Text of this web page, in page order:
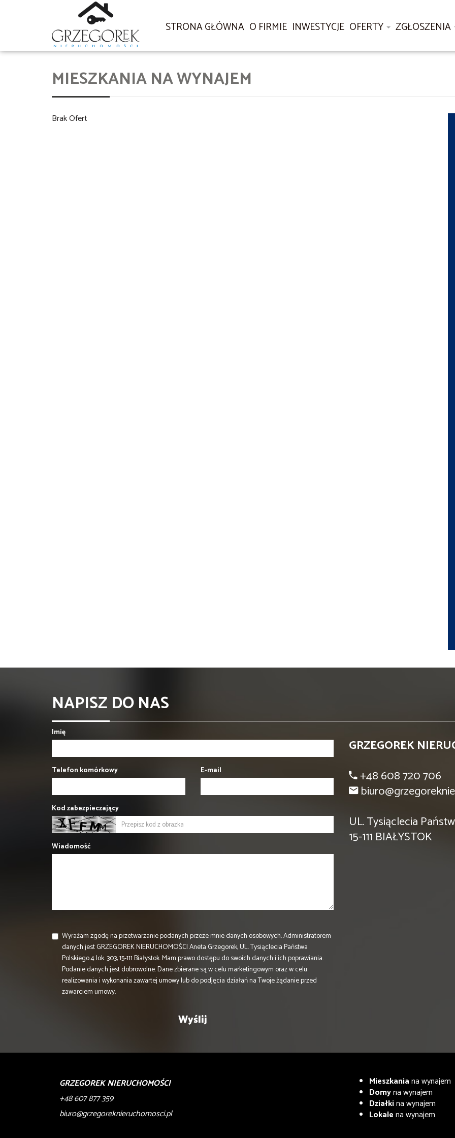
STRONA GŁÓWNA O FIRMIE INWESTYCJE OFERTY ZGŁOSZENIA
MIESZKANIA NA WYNAJEM
Brak Ofert
NAPISZ DO NAS
Imię
Telefon komórkowy E-mail
Kod zabezpieczający
Wiadomość
Wyrażam zgodę na przetwarzanie podanych przeze mnie danych osobowych. Administratorem
danych jest GRZEGOREK NIERUCHOMOŚCI Aneta Grzegorek, UL. Tysiąclecia Państwa
Polskiego 4 lok. 303, 15-111 Białystok. Mam prawo dostępu do swoich danych i ich poprawiania.
Podanie danych jest dobrowolne. Dane zbierane są w celu marketingowym oraz w celu
realizowania i wykonania zawartej umowy lub do podjęcia działań na Twoje żądanie przed
zawarciem umowy.
GRZEGOREK
+48 608 720 706
UL. Tysiąclecia
15-111 BIAŁYSTOK
GRZEGOREK NIERUCHOMOŚCI
+48 607 877 359
biuro@grzegoreknieruchomosci.pl
Mieszkaniana wynajem
Domyna wynajem
Działkina wynajem
Lokalena wynajem